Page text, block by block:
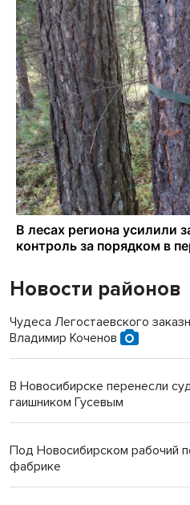
Новости районов
Чудеса Легостаевского
Владимир Коченов
В Новосибирске перенесли
гаишником Гусевым
Под Новосибирском рабочий
фабрике